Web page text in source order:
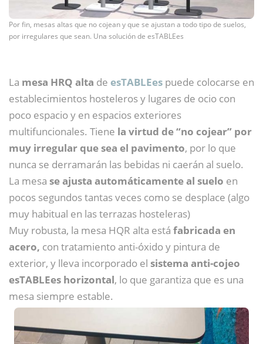
Por fin, mesas altas que no cojean y que se ajustan a todo tipo de suelos,
por irregulares que sean. Una solución de esTABLEes
La mesa HRQ alta de esTABLEes puede colocarse en
establecimientos hosteleros y lugares de ocio con
poco espacio y en espacios exteriores
multifuncionales. Tiene la virtud de “no cojear” por
muy irregular que sea el pavimento, por lo que
nunca se derramarán las bebidas ni caerán al suelo.
La mesa se ajusta automáticamente al suelo en
pocos segundos tantas veces como se desplace (algo
muy habitual en las terrazas hosteleras)
Muy robusta, la mesa HQR alta está fabricada en
acero, con tratamiento anti-óxido y pintura de
exterior, y lleva incorporado el sistema anti-cojeo
esTABLEes horizontal, lo que garantiza que es una
mesa siempre estable.